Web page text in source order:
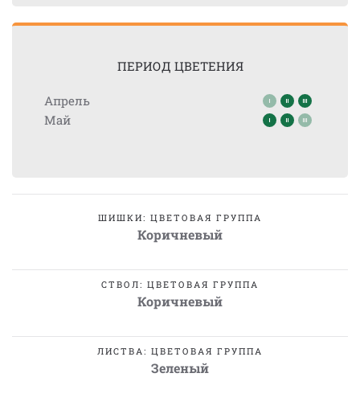
ПЕРИОД ЦВЕТЕНИЯ
Апрель
Май
ШИШКИ: ЦВЕТОВАЯ ГРУППА
Коричневый
СТВОЛ: ЦВЕТОВАЯ ГРУППА
Коричневый
ЛИСТВА: ЦВЕТОВАЯ ГРУППА
Зеленый